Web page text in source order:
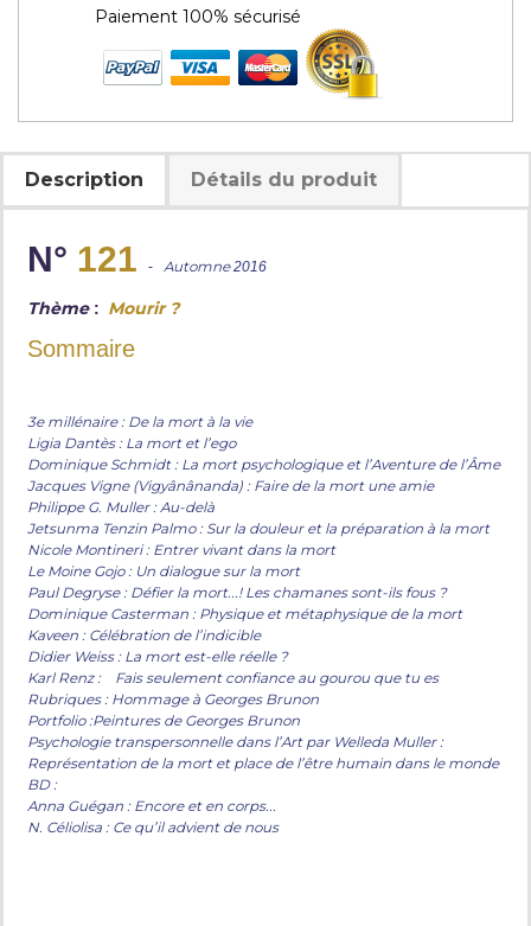
Paiement 100% sécurisé
Description Détails du produit
N° 121 - Automne2016
Thème: Mourir ?
Sommaire
3e millénaire : De la mort à la vie
Ligia Dantès : La mort et l’ego
Dominique Schmidt : La mort psychologique et l’Aventure de l’Âme
Jacques Vigne (Vigyânânanda) : Faire de la mort une amie
Philippe G. Muller : Au-delà
Jetsunma Tenzin Palmo : Sur la douleur et la préparation à la mort
Nicole Montineri : Entrer vivant dans la mort
Le Moine Gojo : Un dialogue sur la mort
Paul Degryse : Défier la mort...! Les chamanes sont-ils fous ?
Dominique Casterman : Physique et métaphysique de la mort
Kaveen : Célébration de l’indicible
Didier Weiss : La mort est-elle réelle ?
Karl Renz : Fais seulement confiance au gourou que tu es
Rubriques : Hommage à Georges Brunon
Portfolio :Peintures de Georges Brunon
Psychologie transpersonnelle dans l’Art par Welleda Muller :
Représentation de la mort et place de l’être humain dans le monde
BD :
Anna Guégan : Encore et en corps...
N. Céliolisa : Ce qu’il advient de nous